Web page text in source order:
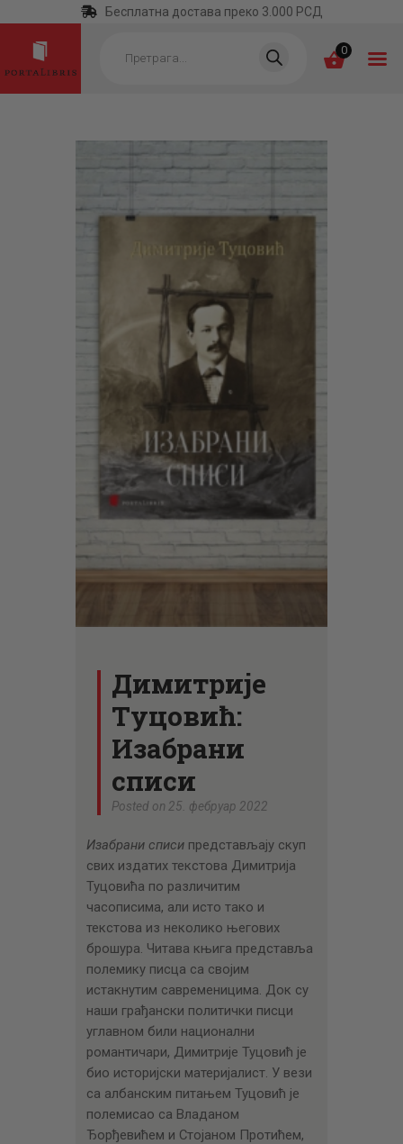
Бесплатна достава преко 3.000 РСД
search 0
ПОЧЕТНА
КАТЕГОРИЈЕ
НАЈПРОДАВАНИЈЕ
НОВЕ КЊИГЕ
ОТРГНУТО ОД
ЗАБОРАВА
АУТОРИ
АКТУЕЛНОСТИ
ЦЕНОВНИК
ПИСМО
Димитрије
Туцовић:
Изабрани
списи
Posted on 25. фебруар 2022
Изабрани списи представљају скуп
свих издатих текстова Димитрија
Туцовића по различитим
часописима, али исто тако и
текстова из неколико његових
брошура. Читава књига представља
полемику писца са својим
истакнутим савременицима. Док су
наши грађански политички писци
углавном били национални
романтичари, Димитрије Туцовић је
био историјски материјалист. У вези
са албанским питањем Туцовић је
полемисао са Владаном
Ђорђевићем и Стојаном Протићем,